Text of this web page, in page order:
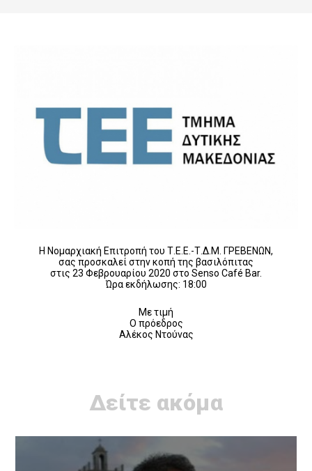
Η Νομαρχιακή Επιτροπή του Τ.Ε.Ε.-Τ.Δ.Μ. ΓΡΕΒΕΝΩΝ,
σας προσκαλεί στην κοπή της βασιλόπιτας
στις 23 Φεβρουαρίου 2020 στο Senso Café Bar.
Ώρα εκδήλωσης: 18:00
Με τιμή
Ο πρόεδρος
Αλέκος Ντούνας
Δείτε ακόμα